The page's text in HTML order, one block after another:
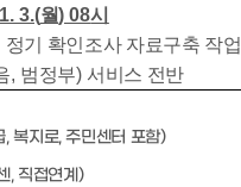
3.(월) 08시
정기 확인조사 자료구축 작업
, 범정부) 서비스 전반
,복지로,주민센터 포함)
, 직접연계 )